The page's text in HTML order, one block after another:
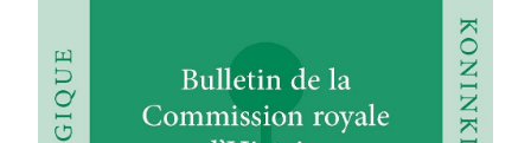
Databanken
Naslagwerken
FR